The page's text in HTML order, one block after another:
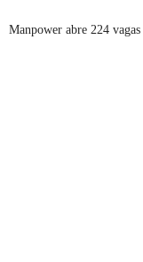
Manpower abre 224